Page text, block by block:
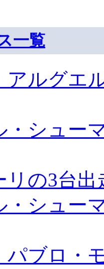
一覧
アルグエ
・シュー
リの3台
・シュー
パブロ・